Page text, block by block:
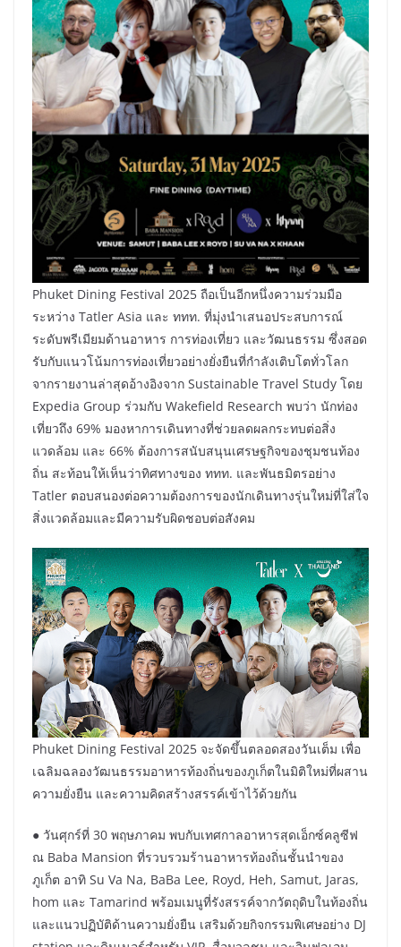
Phuket Dining Festival 2025 ถือเป็นอีกหนึ่งความร่วมมือ
ระหว่าง Tatler Asia และ ททท. ที่มุ่งนำเสนอประสบการณ์
ระดับพรีเมียมด้านอาหาร การท่องเที่ยว และวัฒนธรรม ซึ่งสอด
รับกับแนวโน้มการท่องเที่ยวอย่างยั่งยืนที่กำลังเติบโตทั่วโลก
จากรายงานล่าสุดอ้างอิงจาก Sustainable Travel Study โดย
Expedia Group ร่วมกับ Wakefield Research พบว่า นักท่อง
เที่ยวถึง 69% มองหาการเดินทางที่ช่วยลดผลกระทบต่อสิ่ง
แวดล้อม และ 66% ต้องการสนับสนุนเศรษฐกิจของชุมชนท้อง
ถิ่น สะท้อนให้เห็นว่าทิศทางของ ททท. และพันธมิตรอย่าง
Tatler ตอบสนองต่อความต้องการของนักเดินทางรุ่นใหม่ที่ใส่ใจ
สิ่งแวดล้อมและมีความรับผิดชอบต่อสังคม
Phuket Dining Festival 2025 จะจัดขึ้นตลอดสองวันเต็ม เพื่อ
เฉลิมฉลองวัฒนธรรมอาหารท้องถิ่นของภูเก็ตในมิติใหม่ที่ผสาน
ความยั่งยืน และความคิดสร้างสรรค์เข้าไว้ด้วยกัน
● วันศุกร์ที่ 30 พฤษภาคม พบกับเทศกาลอาหารสุดเอ็กซ์คลูซีฟ
ณ Baba Mansion ที่รวบรวมร้านอาหารท้องถิ่นชั้นนำของ
ภูเก็ต อาทิ Su Va Na, BaBa Lee, Royd, Heh, Samut, Jaras,
hom และ Tamarind พร้อมเมนูที่รังสรรค์จากวัตถุดิบในท้องถิ่น
และแนวปฏิบัติด้านความยั่งยืน เสริมด้วยกิจกรรมพิเศษอย่าง DJ